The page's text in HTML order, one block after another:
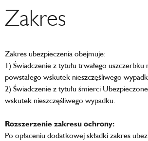
Zakres
Zakres ubezpieczenia obejmuje:
1) Świadczenie z tytułu trwałego uszczerbku
powstałego wskutek nieszczęśliwego
2) Świadczenie z tytułu śmierci
wskutek nieszczęśliwego wypadku.
Rozszerzenie zakresu ochrony:
Po opłaceniu dodatkowej składki zakres